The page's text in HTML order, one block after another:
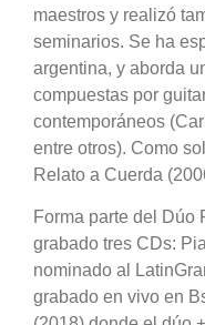
maestros y realizó
seminarios. Se ha
argentina, y aborda
compuestas por
contemporáneos
entre otros). Como
Relato a Cuerda
Forma parte del Dúo
grabado tres CDs:
nominado al
grabado en vivo en